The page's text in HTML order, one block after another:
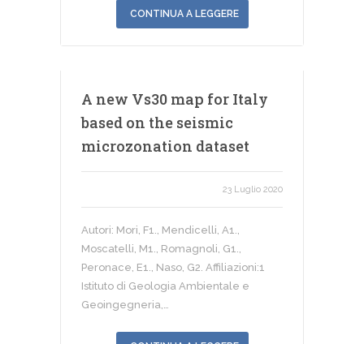
CONTINUA A LEGGERE
A new Vs30 map for Italy
based on the seismic
microzonation dataset
23 Luglio 2020
Autori: Mori, F1., Mendicelli, A1.,
Moscatelli, M1., Romagnoli, G1.,
Peronace, E1., Naso, G2. Affiliazioni:1
Istituto di Geologia Ambientale e
Geoingegneria,…